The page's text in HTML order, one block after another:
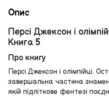
Опис
Персі Джексон і
Книга 5
Про книгу
Персі Джексон і олімпійці.
завершальна частина
якій підліткове фентезі